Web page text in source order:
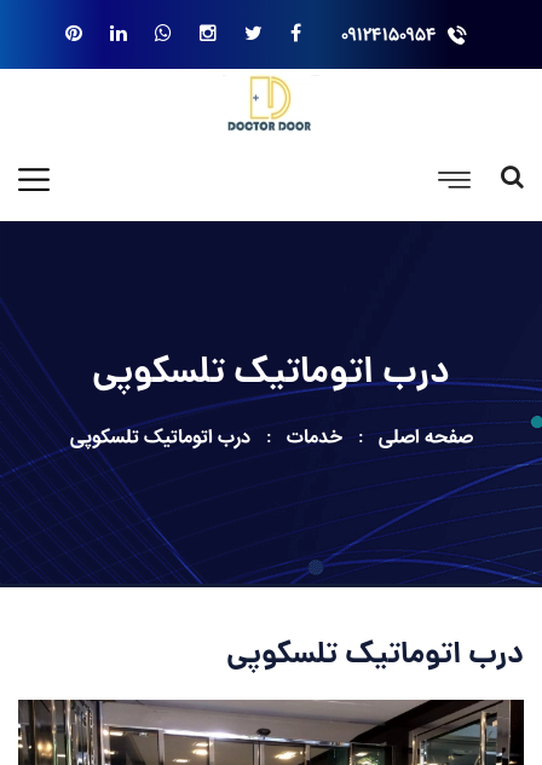
۰۹۱۲۴۱۵۰۹۵۴
درب اتوماتیک تلسکوپی
صفحه اصلی خدمات درب اتوماتیک تلسکوپی
درب اتوماتیک تلسکوپی